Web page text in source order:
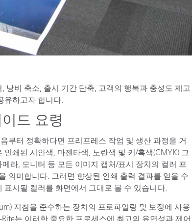
낭비 축소, 출시 기간 단축, 고객의 행복과 충성도 제고
유하고자 합니다.
드 요령
부터 정확하다면 프리프레스 작업 및 생산 과정을 거
쇄된 시안색, 마젠타색, 노란색 및 키/흑색(CMYK) 그
라, 모니터 등 모든 이미지 캡처/표시 장치의 컬러 프
의미합니다. 그러면 향상된 인쇄 출력 결과를 얻을 수
시될 컬러를 화면에서 그대로 볼 수 있습니다.
지침을 준수하는 장치의 프로파일링 및 보정에 사용
는 이러한 중요한 프로세스에 최고의 유연성과 제어